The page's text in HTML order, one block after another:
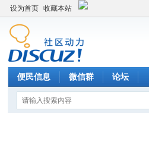
设为首页 收藏本站
便民信息 微信群 论坛